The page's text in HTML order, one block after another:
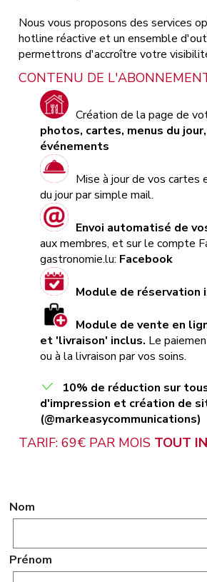
Nous vous proposons des services
hotline réactive et un ensemble
permettrons d'accroître votre
CONTENU DE
Création de la page de
photos, cartes, menus du
événements
Mise à jour de vos cartes
du jour par simple mail.
Envoi automatisé de
aux membres, et sur le compte
gastronomie.lu: Facebook
Module de réservation
Module de vente en
et 'livraison' inclus. Le
ou à la livraison par vos soins.
10% de réduction sur
d'impression et création de
(@markeasycommunications)
TARIF: 69€ PAR MOIS TOUT
Nom
Prénom